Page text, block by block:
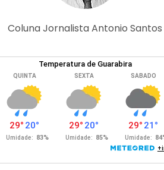
Coluna Jornalista Antonio Santos